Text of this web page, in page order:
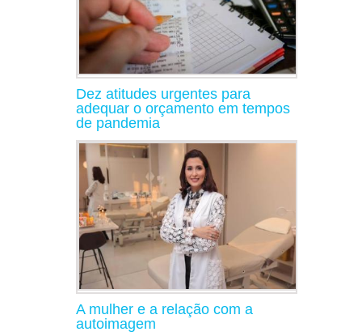
Dez atitudes urgentes para
adequar o orçamento em tempos
de pandemia
A mulher e a relação com a
autoimagem